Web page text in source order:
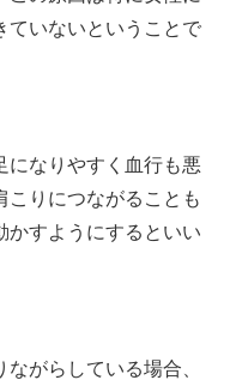
ていないということで
になりやすく血行も悪
こりにつながることも
かすようにするといい
がらしている場合、